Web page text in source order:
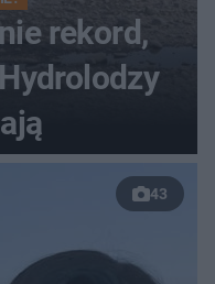
rekord,
43